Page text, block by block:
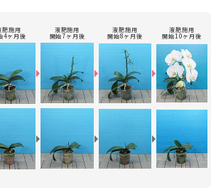
肥施用
4ヶ月後
液肥施用
開始7ヶ月後
液肥施用
開始8ヶ月後
液肥施用
開始10ヶ月後